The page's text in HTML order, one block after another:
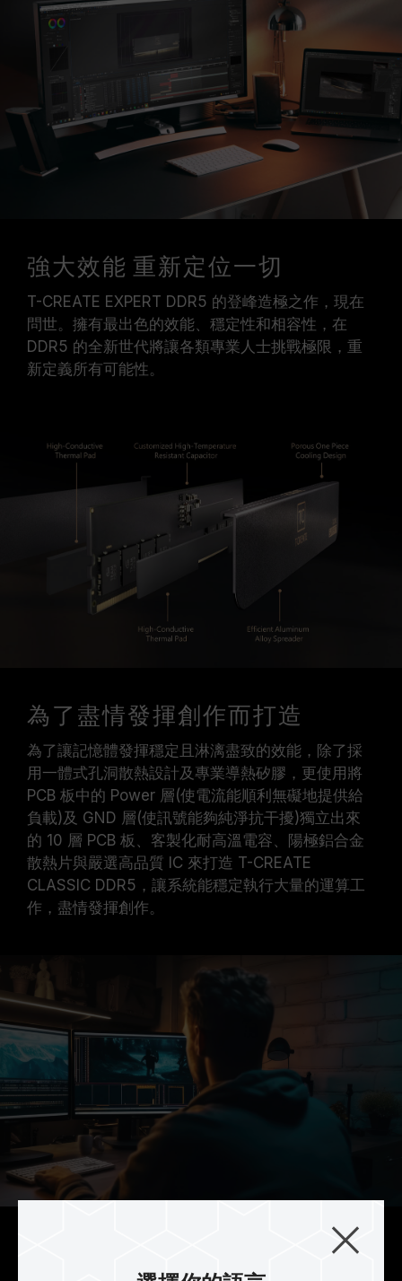
十銓科技的記憶體模組皆在正常電壓情況下進行驗
證，若有處理器或主機板故障狀況，請聯繫處理器
或主機板相關售後服務。
強大效能 重新定位一切
T-CREATE EXPERT DDR5 的登峰造極之作，現在
問世。擁有最出色的效能、穩定性和相容性，在
DDR5 的全新世代將讓各類專業人士挑戰極限，重
新定義所有可能性。
為了盡情發揮創作而打造
為了讓記憶體發揮穩定且淋漓盡致的效能，除了採
用一體式孔洞散熱設計及專業導熱矽膠，更使用將
PCB 板中的 Power 層(使電流能順利無礙地提供給
負載)及 GND 層(使訊號能夠純淨抗干擾)獨立出來
的 10 層 PCB 板、客製化耐高溫電容、陽極鋁合金
散熱片與嚴選高品質 IC 來打造 T-CREATE
CLASSIC DDR5，讓系統能穩定執行大量的運算工
作，盡情發揮創作。